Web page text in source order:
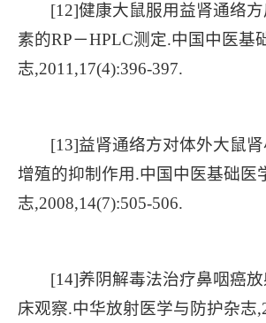
[12]健康大鼠服用益肾通络
素的RP－HPLC测定.中国中医基
志,2011,17(4):396-397.
[13]益肾通络方对体外大鼠
增殖的抑制作用.中国中医基础医
志,2008,14(7):505-506.
[14]养阴解毒法治疗鼻咽癌
床观察.中华放射医学与防护杂志